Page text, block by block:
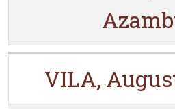
VILA,